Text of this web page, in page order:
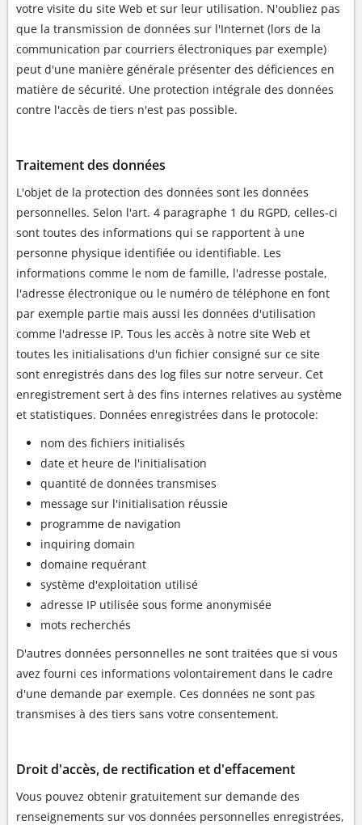
votre visite du site Web et sur leur utilisation. N'oubliez pas
que la transmission de données sur l'Internet (lors de la
communication par courriers électroniques par exemple)
peut d'une manière générale présenter des déficiences en
matière de sécurité. Une protection intégrale des données
contre l'accès de tiers n'est pas possible.
Traitement des données
L'objet de la protection des données sont les données
personnelles. Selon l'art. 4 paragraphe 1 du RGPD, celles-ci
sont toutes des informations qui se rapportent à une
personne physique identifiée ou identifiable. Les
informations comme le nom de famille, l'adresse postale,
l'adresse électronique ou le numéro de téléphone en font
par exemple partie mais aussi les données d'utilisation
comme l'adresse IP. Tous les accès à notre site Web et
toutes les initialisations d'un fichier consigné sur ce site
sont enregistrés dans des log files sur notre serveur. Cet
enregistrement sert à des fins internes relatives au système
et statistiques. Données enregistrées dans le protocole:
nom des fichiers initialisés
date et heure de l'initialisation
quantité de données transmises
message sur l'initialisation réussie
programme de navigation
inquiring domain
domaine requérant
système d'exploitation utilisé
adresse IP utilisée sous forme anonymisée
mots recherchés
D'autres données personnelles ne sont traitées que si vous
avez fourni ces informations volontairement dans le cadre
d'une demande par exemple. Ces données ne sont pas
transmises à des tiers sans votre consentement.
Droit d'accès, de rectification et d'effacement
Vous pouvez obtenir gratuitement sur demande des
renseignements sur vos données personnelles enregistrées,